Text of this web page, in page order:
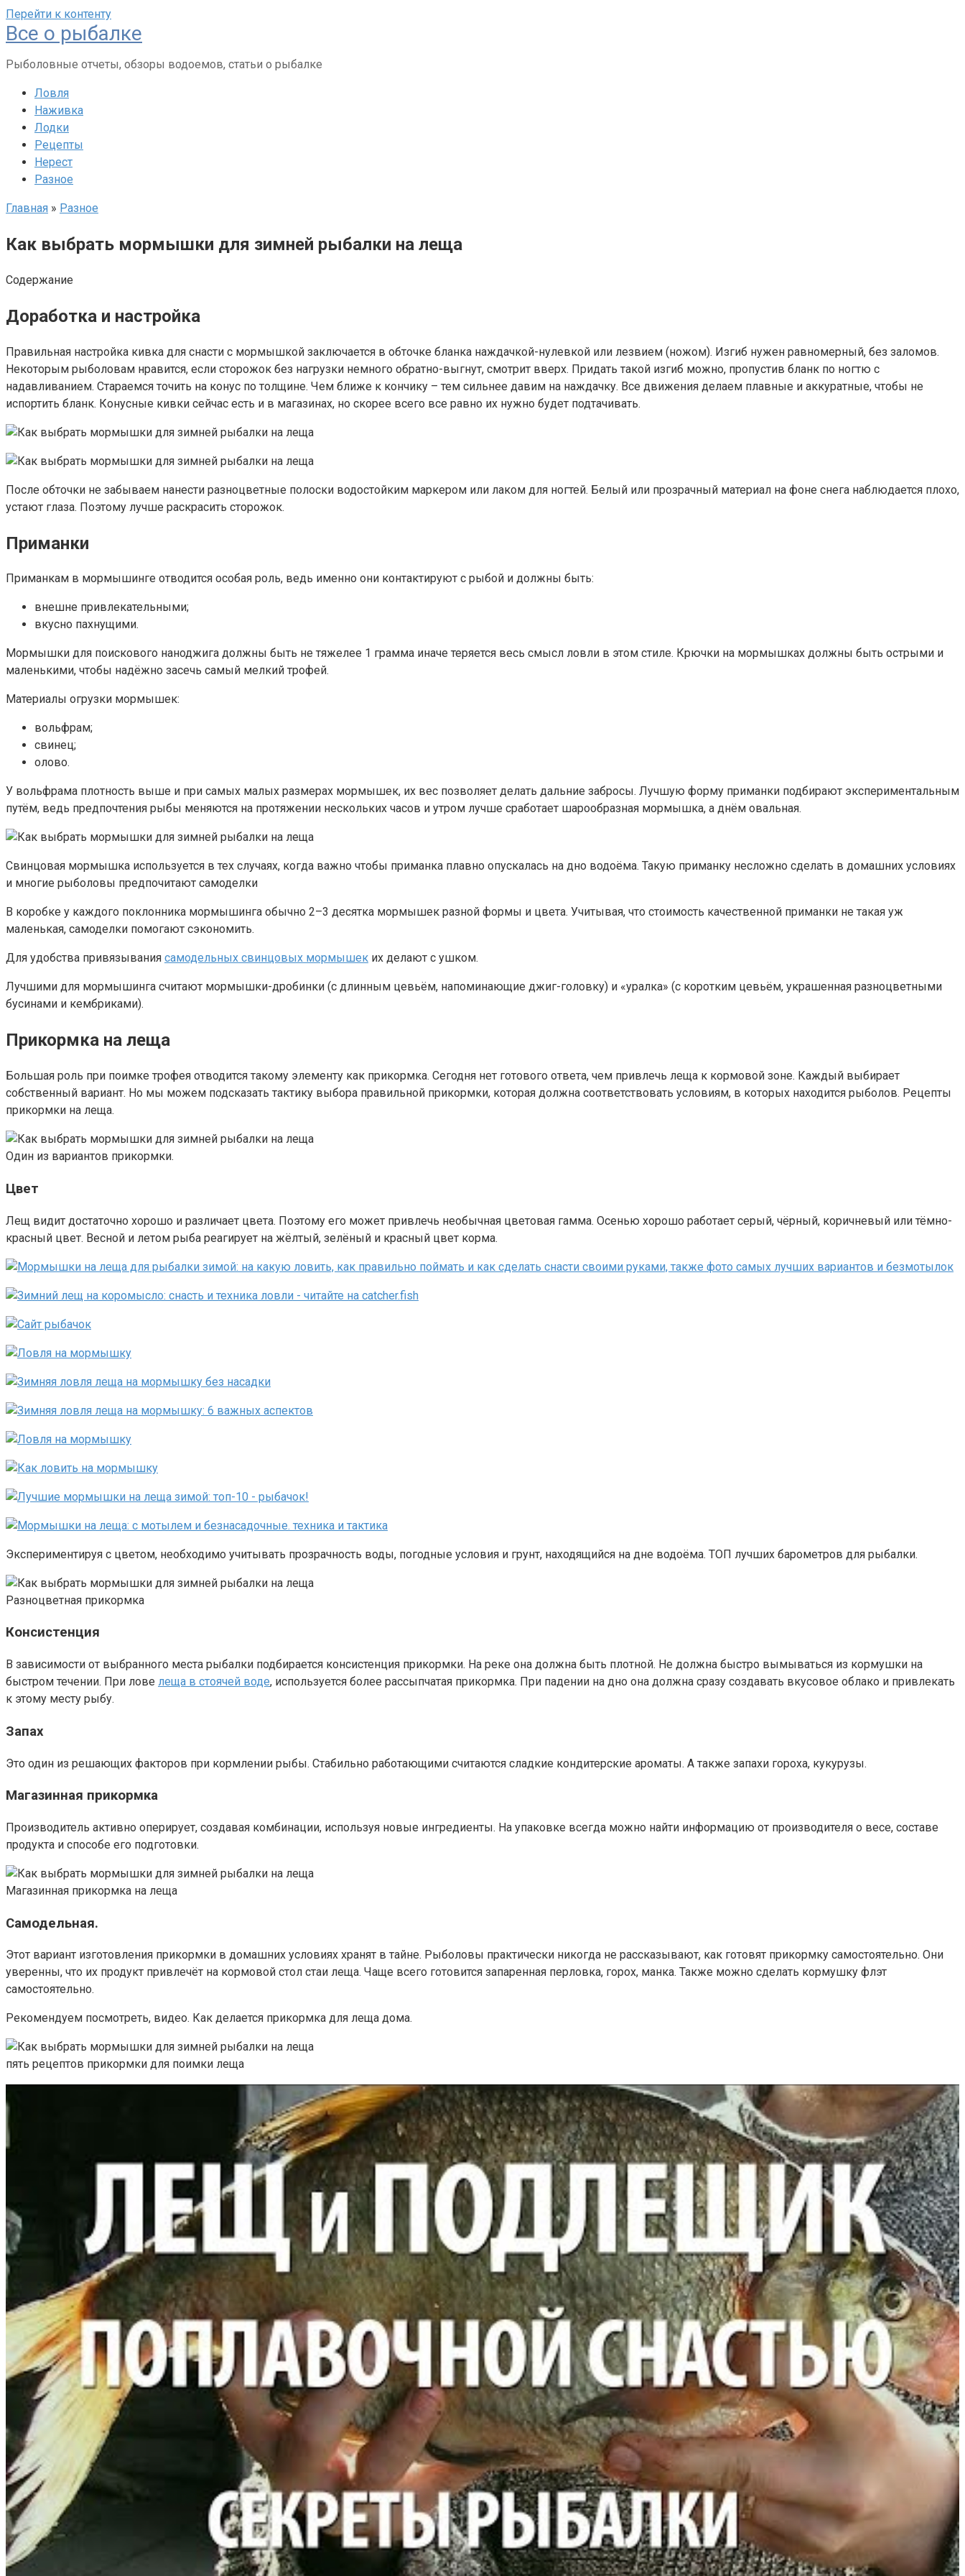
Перейти к контенту
Все о рыбалке
Рыболовные отчеты, обзоры водоемов, статьи о рыбалке
Ловля
Наживка
Лодки
Рецепты
Нерест
Разное
Главная » Разное
Как выбрать мормышки для зимней рыбалки на леща
Содержание
Доработка и настройка
Правильная настройка кивка для снасти с мормышкой заключается в обточке бланка наждачкой-нулевкой или лезвием (ножом). Изгиб нужен равномерный, без заломов.
Некоторым рыболовам нравится, если сторожок без нагрузки немного обратно-выгнут, смотрит вверх. Придать такой изгиб можно, пропустив бланк по ногтю с
надавливанием. Стараемся точить на конус по толщине. Чем ближе к кончику – тем сильнее давим на наждачку. Все движения делаем плавные и аккуратные, чтобы не
испортить бланк. Конусные кивки сейчас есть и в магазинах, но скорее всего все равно их нужно будет подтачивать.
После обточки не забываем нанести разноцветные полоски водостойким маркером или лаком для ногтей. Белый или прозрачный материал на фоне снега наблюдается плохо,
устают глаза. Поэтому лучше раскрасить сторожок.
Приманки
Приманкам в мормышинге отводится особая роль, ведь именно они контактируют с рыбой и должны быть:
внешне привлекательными;
вкусно пахнущими.
Мормышки для поискового наноджига должны быть не тяжелее 1 грамма иначе теряется весь смысл ловли в этом стиле. Крючки на мормышках должны быть острыми и
маленькими, чтобы надёжно засечь самый мелкий трофей.
Материалы огрузки мормышек:
вольфрам;
свинец;
олово.
У вольфрама плотность выше и при самых малых размерах мормышек, их вес позволяет делать дальние забросы. Лучшую форму приманки подбирают экспериментальным
путём, ведь предпочтения рыбы меняются на протяжении нескольких часов и утром лучше сработает шарообразная мормышка, а днём овальная.
Свинцовая мормышка используется в тех случаях, когда важно чтобы приманка плавно опускалась на дно водоёма. Такую приманку несложно сделать в домашних условиях
и многие рыболовы предпочитают самоделки
В коробке у каждого поклонника мормышинга обычно 2–3 десятка мормышек разной формы и цвета. Учитывая, что стоимость качественной приманки не такая уж
маленькая, самоделки помогают сэкономить.
Для удобства привязывания самодельных свинцовых мормышек их делают с ушком.
Лучшими для мормышинга считают мормышки-дробинки (с длинным цевьём, напоминающие джиг-головку) и «уралка» (с коротким цевьём, украшенная разноцветными
бусинами и кембриками).
Прикормка на леща
Большая роль при поимке трофея отводится такому элементу как прикормка. Сегодня нет готового ответа, чем привлечь леща к кормовой зоне. Каждый выбирает
собственный вариант. Но мы можем подсказать тактику выбора правильной прикормки, которая должна соответствовать условиям, в которых находится рыболов. Рецепты
прикормки на леща.
Один из вариантов прикормки.
Цвет
Лещ видит достаточно хорошо и различает цвета. Поэтому его может привлечь необычная цветовая гамма. Осенью хорошо работает серый, чёрный, коричневый или тёмно-
красный цвет. Весной и летом рыба реагирует на жёлтый, зелёный и красный цвет корма.
Экспериментируя с цветом, необходимо учитывать прозрачность воды, погодные условия и грунт, находящийся на дне водоёма. ТОП лучших барометров для рыбалки.
Разноцветная прикормка
Консистенция
В зависимости от выбранного места рыбалки подбирается консистенция прикормки. На реке она должна быть плотной. Не должна быстро вымываться из кормушки на
быстром течении. При лове леща в стоячей воде, используется более рассыпчатая прикормка. При падении на дно она должна сразу создавать вкусовое облако и привлекать
к этому месту рыбу.
Запах
Это один из решающих факторов при кормлении рыбы. Стабильно работающими считаются сладкие кондитерские ароматы. А также запахи гороха, кукурузы.
Магазинная прикормка
Производитель активно оперирует, создавая комбинации, используя новые ингредиенты. На упаковке всегда можно найти информацию от производителя о весе, составе
продукта и способе его подготовки.
Магазинная прикормка на леща
Самодельная.
Этот вариант изготовления прикормки в домашних условиях хранят в тайне. Рыболовы практически никогда не рассказывают, как готовят прикормку самостоятельно. Они
уверенны, что их продукт привлечёт на кормовой стол стаи леща. Чаще всего готовится запаренная перловка, горох, манка. Также можно сделать кормушку флэт
самостоятельно.
Рекомендуем посмотреть, видео. Как делается прикормка для леща дома.
пять рецептов прикормки для поимки леща